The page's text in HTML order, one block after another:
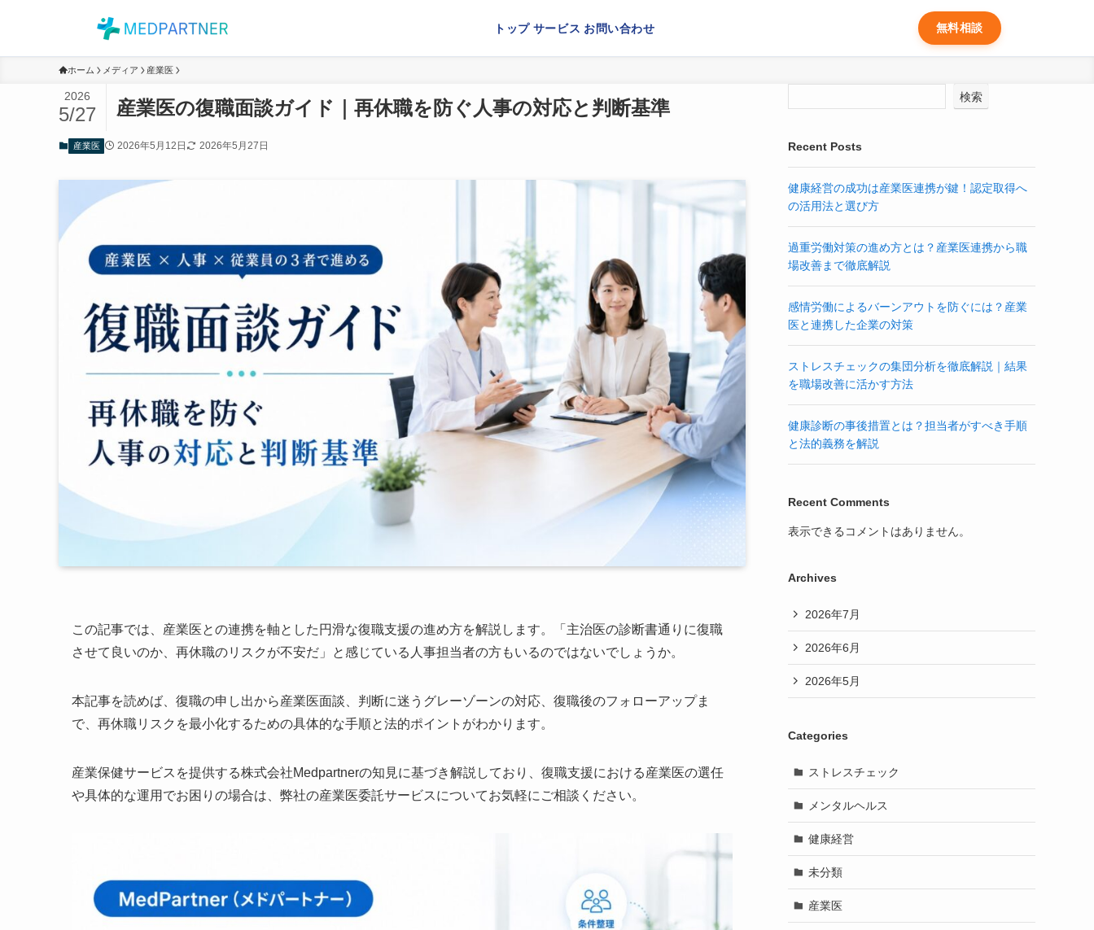
トップ サービス お問い合わせ 無料相談
ホーム メディア 産業医
産業医の復職面談ガイド｜再休職を防ぐ人事の対応と判断基準
2026
5/27
産業医 2026年5月12日 2026年5月27日
この記事では、産業医との連携を軸とした円滑な復職支援の進め方を解説します。「主治医の診断書通りに復職
させて良いのか、再休職のリスクが不安だ」と感じている人事担当者の方もいるのではないでしょうか。
本記事を読めば、復職の申し出から産業医面談、判断に迷うグレーゾーンの対応、復職後のフォローアップま
で、再休職リスクを最小化するための具体的な手順と法的ポイントがわかります。
産業保健サービスを提供する株式会社Medpartnerの知見に基づき解説しており、復職支援における産業医の選任
や具体的な運用でお困りの場合は、弊社の産業医委託サービスについてお気軽にご相談ください。
検索
Recent Posts
健康経営の成功は産業医連携が鍵！認定取得へ
の活用法と選び方
過重労働対策の進め方とは？産業医連携から職
場改善まで徹底解説
感情労働によるバーンアウトを防ぐには？産業
医と連携した企業の対策
ストレスチェックの集団分析を徹底解説｜結果
を職場改善に活かす方法
健康診断の事後措置とは？担当者がすべき手順
と法的義務を解説
Recent Comments
表示できるコメントはありません。
Archives
2026年7月
2026年6月
2026年5月
Categories
ストレスチェック
メンタルヘルス
健康経営
未分類
産業医